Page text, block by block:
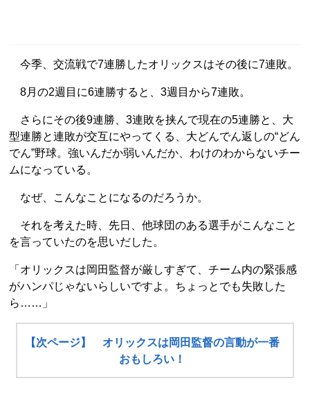
今季、交流戦で7連勝したオリックスはその後に7連敗。
8月の2週目に6連勝すると、3週目から7連敗。
さらにその後9連勝、3連敗を挟んで現在の5連勝と、大
型連勝と連敗が交互にやってくる、大どんでん返しの“どん
でん”野球。強いんだか弱いんだか、わけのわからないチー
ムになっている。
なぜ、こんなことになるのだろうか。
それを考えた時、先日、他球団のある選手がこんなこと
を言っていたのを思いだした。
「オリックスは岡田監督が厳しすぎて、チーム内の緊張感
がハンパじゃないらしいですよ。ちょっとでも失敗した
ら……」
【次ページ】 オリックスは岡田監督の言動が一番
おもしろい！